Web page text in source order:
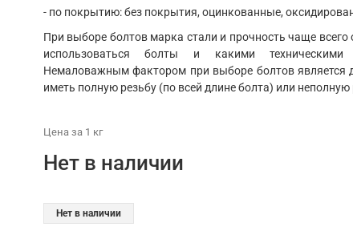
- по покрытию: без покрытия, оцинкованные,
При выборе болтов марка стали и прочность чаще всего
использоваться болты и какими
Немаловажным фактором при выборе болтов является
иметь полную резьбу (по всей длине болта) или неполную
Цена за 1 кг
Нет в наличии
Нет в наличии